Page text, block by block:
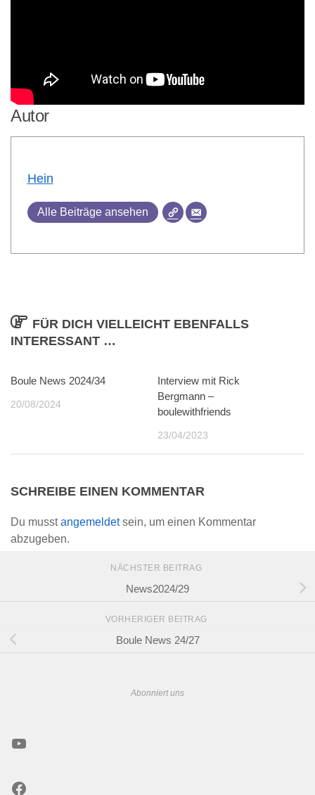
Autor
Hein
Alle Beiträge ansehen
FÜR DICH VIELLEICHT EBENFALLS
INTERESSANT …
Boule News 2024/34
20/08/2024
Interview mit Rick
Bergmann –
boulewithfriends
23/04/2023
SCHREIBE EINEN KOMMENTAR
Du musstangemeldetsein, um einen Kommentar
abzugeben.
NÄCHSTER BEITRAG
News2024/29
VORHERIGER BEITRAG
Boule News 24/27
Abonniert uns
YouTube
Facebook